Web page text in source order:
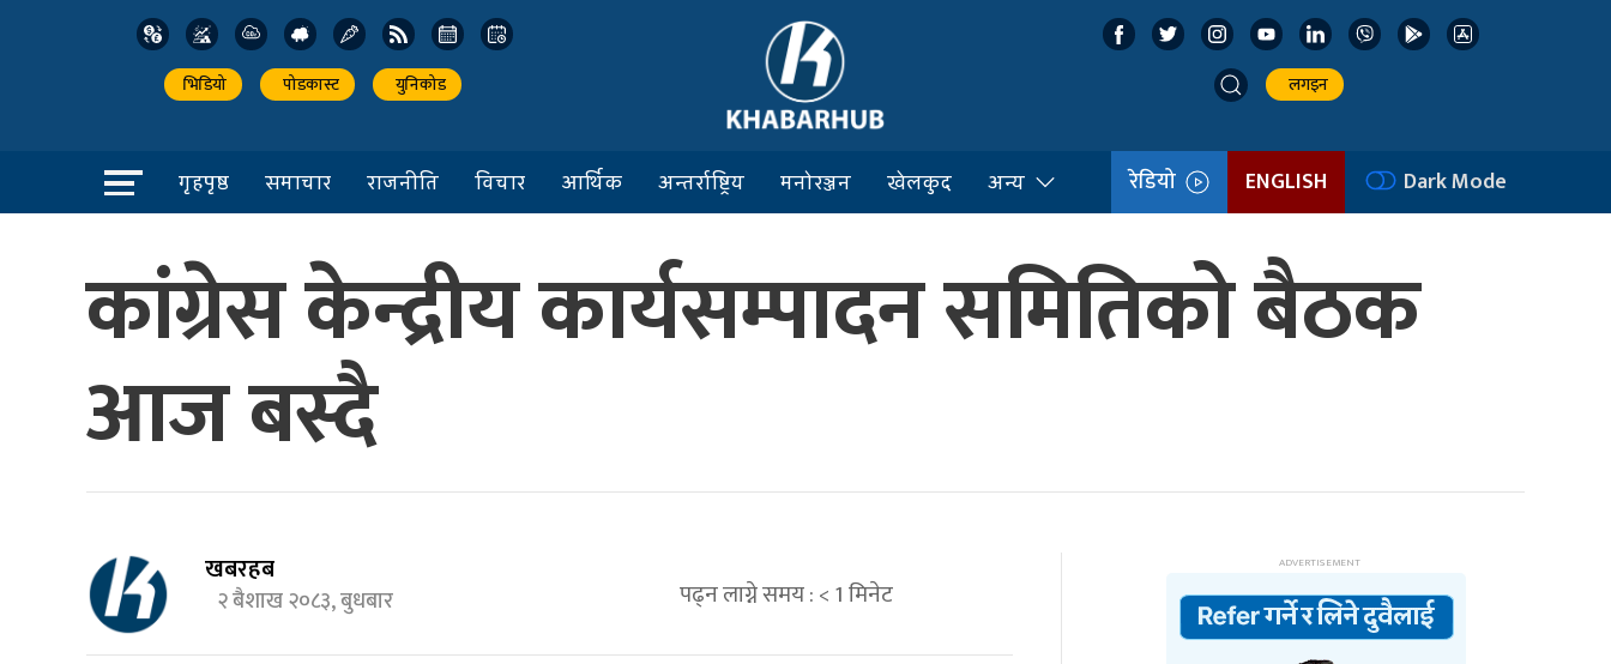
भिडियो पोडकास्ट युनिकोड लगइन
गृहपृष्ठ समाचार राजनीति विचार आर्थिक अन्तर्राष्ट्रिय मनोरञ्जन खेलकुद अन्य रेडियो ENGLISH Dark Mode
कांग्रेस केन्द्रीय कार्यसम्पादन समितिको बैठक
आज बस्दै
खबरहब
२ बैशाख २०८३, बुधबार पढ्न लाग्ने समय :< 1मिनेट